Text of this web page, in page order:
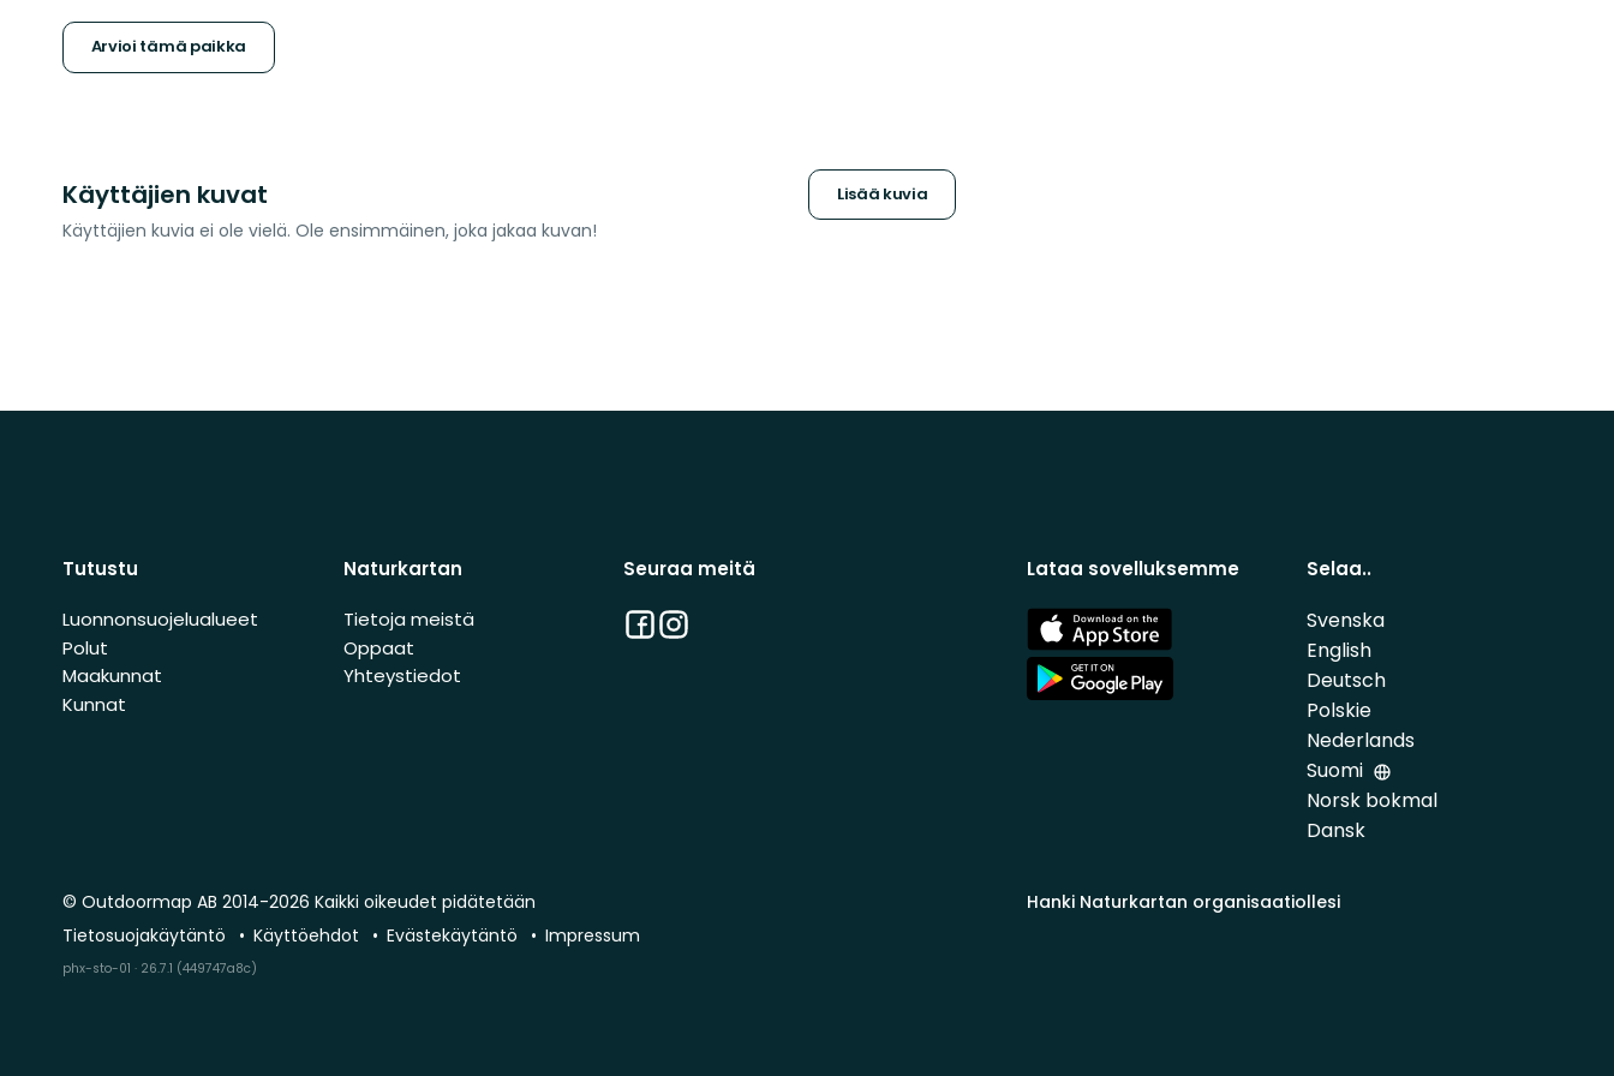
Arvioi tämä paikka
Käyttäjien kuvat Lisää kuvia
Käyttäjien kuvia ei ole vielä. Ole ensimmäinen, joka jakaa kuvan!
Tutustu
Luonnonsuojelualueet
Polut
Maakunnat
Kunnat
Naturkartan
Tietoja meistä
Oppaat
Yhteystiedot
Seuraa meitä
Facebook
Instagram
Lataa sovelluksemme
App
Store
App
Store
Selaa..
Svenska
English
Deutsch
Polskie
Nederlands
Suomi
Norsk bokmal
Dansk
Hanki Naturkartan organisaatiollesi
© Outdoormap AB 2014-2026 Kaikki oikeudet pidätetään
Tietosuojakäytäntö
Käyttöehdot Evästekäytäntö Impressum
phx-sto-01 · 26.7.1 (449747a8c)